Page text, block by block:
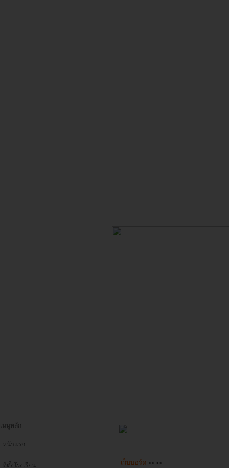
เมนูหลัก
หน้าแรก
ที่ตั้งโรงเรียน เว็บบอร์ด >> >>